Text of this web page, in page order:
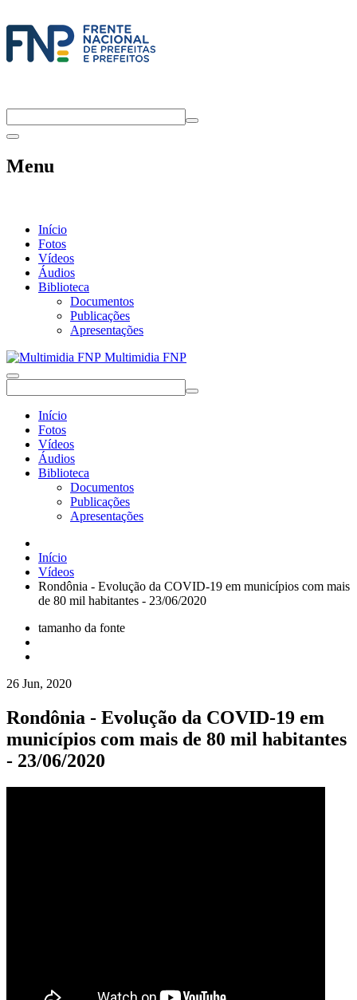
Menu
Início
Fotos
Vídeos
Áudios
Biblioteca
Documentos
Publicações
Apresentações
Multimidia FNP
Início
Fotos
Vídeos
Áudios
Biblioteca
Documentos
Publicações
Apresentações
Início
Vídeos
Rondônia - Evolução da COVID-19 em municípios com mais
de 80 mil habitantes - 23/06/2020
tamanho da fonte
26 Jun, 2020
Rondônia - Evolução da COVID-19 em
municípios com mais de 80 mil habitantes
- 23/06/2020